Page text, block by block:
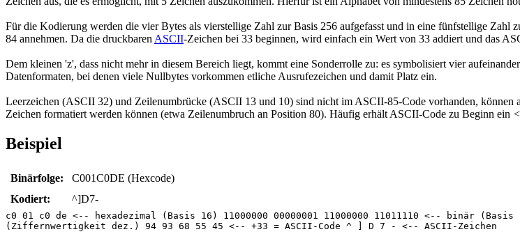
Für die Kodierung werden die vier Bytes als vierstellige Zahl zur Basis 256 aufgefasst und in eine fünfstellige
84 annehmen. Da die druckbaren ASCII-Zeichen bei 33 beginnen, wird einfach ein Wert von 33 addiert und das
Dem kleinen 'z', dass nicht mehr in diesem Bereich liegt, kommt eine Sonderrolle zu: es symbolisiert vier
Datenformaten, bei denen viele Nullbytes vorkommen etliche Ausrufezeichen und damit Platz ein.
Leerzeichen (ASCII 32) und Zeilenumbrücke (ASCII 13 und 10) sind nicht im ASCII-85-Code vorhanden,
Zeichen formatiert werden können (etwa Zeilenumbruch an Position 80). Häufig erhält ASCII-Code zu Beginn ein
Beispiel
Binärfolge:
C001C0DE (Hexcode)
Kodiert:
^]D7-
c0 01 c0 de <-- hexadezimal (Basis 16) 11000000 00000001 11000000 11011110 <-- binär
(Ziffernwertigkeit dez.) 94 93 68 55 45 <-- +33 = ASCII-Code ^ ] D 7 - <-- ASCII-Zeichen